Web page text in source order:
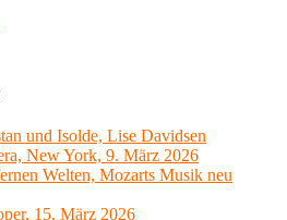
und Isolde, Lise Davidsen
New York, 9. März 2026
Welten, Mozarts Musik neu
15. März 2026